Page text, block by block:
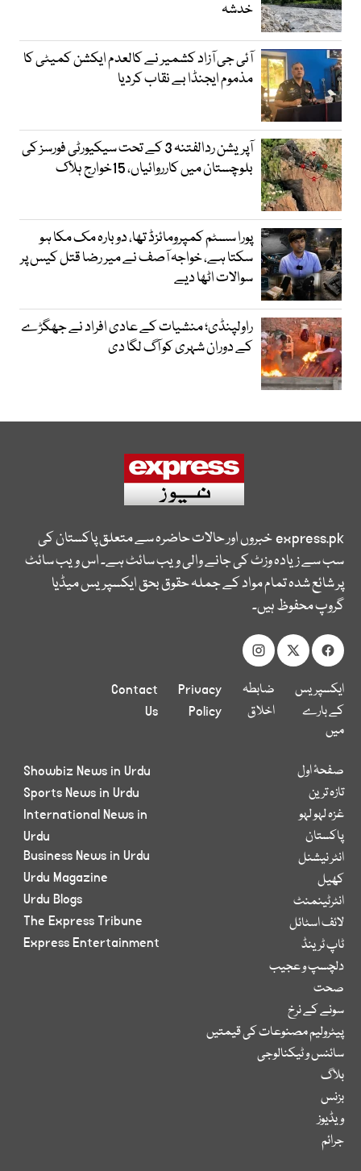
خدشہ
آئی جی آزاد کشمیر نے کالعدم ایکشن کمیٹی کا
مذموم ایجنڈا بے نقاب کردیا
آپریشن ردالفتنہ 3 کے تحت سیکیورٹی فورسز کی
بلوچستان میں کارروائیاں، 15خوارج ہلاک
پورا سسٹم کمپرومائزڈ تھا، دوبارہ مک مکا ہو
سکتا ہے، خواجہ آصف نے میر رضا قتل کیس پر
سوالات اٹھا دیے
راولپنڈی؛ منشیات کے عادی افراد نے جھگڑے
کے دوران شہری کو آگ لگا دی
express.pkخبروں اور حالات حاضرہ سے متعلق پاکستان کی
سب سے زیادہ وزٹ کی جانے والی ویب سائٹ ہے۔ اس ویب سائٹ
پر شائع شدہ تمام مواد کے جملہ حقوق بحق ایکسپریس میڈیا
گروپ محفوظ ہیں۔
ایکسپریس
کے بارے
میں
ضابطہ
اخلاق
Privacy
Policy
Contact
Us
صفحۂ اول
تازہ ترین
غزہ لہو لہو
پاکستان
انٹر نیشنل
کھیل
انٹرٹینمنٹ
لائف اسٹائل
ٹاپ ٹرینڈ
دلچسپ و عجیب
صحت
سونے کے نرخ
پیٹرولیم مصنوعات کی قیمتیں
سائنس و ٹیکنالوجی
بلاگ
بزنس
ویڈیوز
جرائم
Showbiz News in Urdu
Sports News in Urdu
International News in
Urdu
Business News in Urdu
Urdu Magazine
Urdu Blogs
The Express Tribune
Express Entertainment